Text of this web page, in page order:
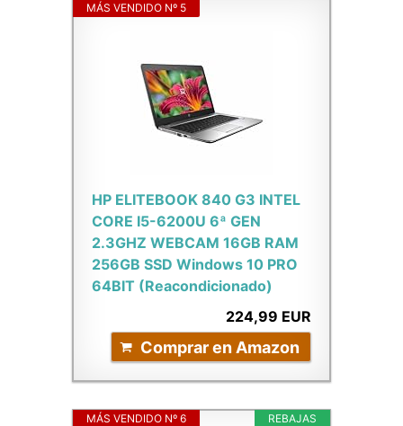
MÁS VENDIDO Nº 5
HP ELITEBOOK 840 G3 INTEL
CORE I5-6200U 6ª GEN
2.3GHZ WEBCAM 16GB RAM
256GB SSD Windows 10 PRO
64BIT (Reacondicionado)
224,99 EUR
Comprar en Amazon
REBAJAS
MÁS VENDIDO Nº 6